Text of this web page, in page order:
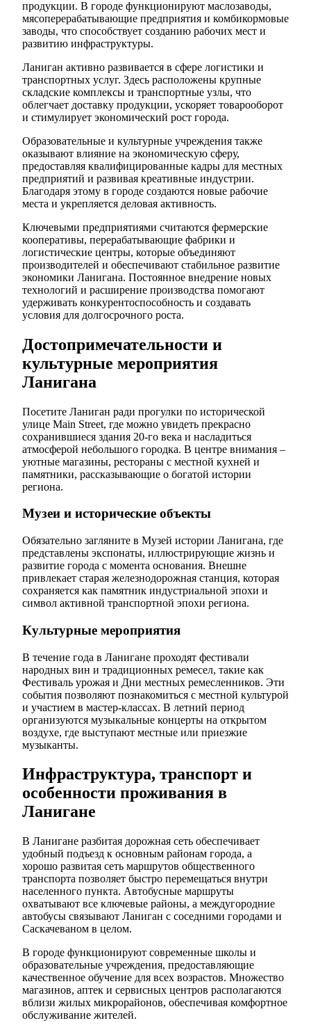
продукции. В городе функционируют маслозаводы,
мясоперерабатывающие предприятия и комбикормовые
заводы, что способствует созданию рабочих мест и
развитию инфраструктуры.
Ланиган активно развивается в сфере логистики и
транспортных услуг. Здесь расположены крупные
складские комплексы и транспортные узлы, что
облегчает доставку продукции, ускоряет товарооборот
и стимулирует экономический рост города.
Образовательные и культурные учреждения также
оказывают влияние на экономическую сферу,
предоставляя квалифицированные кадры для местных
предприятий и развивая креативные индустрии.
Благодаря этому в городе создаются новые рабочие
места и укрепляется деловая активность.
Ключевыми предприятиями считаются фермерские
кооперативы, перерабатывающие фабрики и
логистические центры, которые объединяют
производителей и обеспечивают стабильное развитие
экономики Ланигана. Постоянное внедрение новых
технологий и расширение производства помогают
удерживать конкурентоспособность и создавать
условия для долгосрочного роста.
Достопримечательности и
культурные мероприятия
Ланигана
Посетите Ланиган ради прогулки по исторической
улице Main Street, где можно увидеть прекрасно
сохранившиеся здания 20-го века и насладиться
атмосферой небольшого городка. В центре внимания –
уютные магазины, рестораны с местной кухней и
памятники, рассказывающие о богатой истории
региона.
Музеи и исторические объекты
Обязательно загляните в Музей истории Ланигана, где
представлены экспонаты, иллюстрирующие жизнь и
развитие города с момента основания. Внешне
привлекает старая железнодорожная станция, которая
сохраняется как памятник индустриальной эпохи и
символ активной транспортной эпохи региона.
Культурные мероприятия
В течение года в Ланигане проходят фестивали
народных вин и традиционных ремесел, такие как
Фестиваль урожая и Дни местных ремесленников. Эти
события позволяют познакомиться с местной культурой
и участием в мастер-классах. В летний период
организуются музыкальные концерты на открытом
воздухе, где выступают местные или приезжие
музыканты.
Инфраструктура, транспорт и
особенности проживания в
Ланигане
В Ланигане разбитая дорожная сеть обеспечивает
удобный подъезд к основным районам города, а
хорошо развитая сеть маршрутов общественного
транспорта позволяет быстро перемещаться внутри
населенного пункта. Автобусные маршруты
охватывают все ключевые районы, а междугородние
автобусы связывают Ланиган с соседними городами и
Саскачеваном в целом.
В городе функционируют современные школы и
образовательные учреждения, предоставляющие
качественное обучение для всех возрастов. Множество
магазинов, аптек и сервисных центров располагаются
вблизи жилых микрорайонов, обеспечивая комфортное
обслуживание жителей.